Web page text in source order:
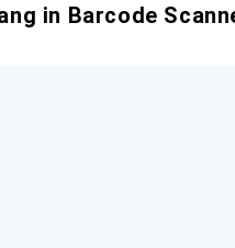
in Barcode